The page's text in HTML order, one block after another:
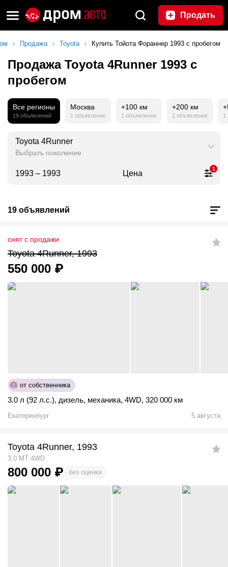
Продать
Продажа Toyota Купить Тойота Фораннер 1993 с пробегом
Продажа Toyota 4Runner 1993 с
пробегом
Все регионы
19 объявлений
Москва
1 объявление
+100 км
1 объявление
+200 км
1 объявление 1
Toyota 4Runner
Выбрать поколение
1993 – 1993 Цена 1
19 объявлений
снят с продажи
Toyota 4Runner, 1993
550 000 ₽
от собственника
3.0 л (92 л.с.), дизель, механика, 4WD, 320 000 км
Екатеринбург 5 августа
Toyota 4Runner, 1993
3.0 MT 4WD
800 000 ₽ без оценки